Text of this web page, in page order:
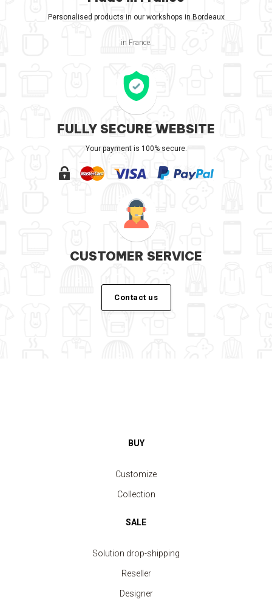
Personalised products in our workshops in Bordeaux
in France.
FULLY SECURE WEBSITE
Your payment is 100% secure.
CUSTOMER SERVICE
Contact us
BUY
Customize
Collection
SALE
Solution drop-shipping
Reseller
Designer